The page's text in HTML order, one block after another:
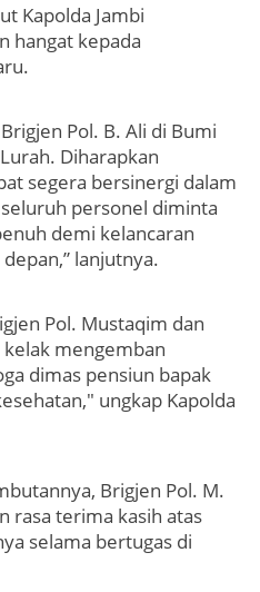
Kapolda Jambi
hangat kepada
Pol. B. Ali di Bumi
Diharapkan
segera bersinergi dalam
personel diminta
demi kelancaran
lanjutnya.
Pol. Mustaqim dan
mengemban
dimas pensiun bapak
ungkap Kapolda
Brigjen Pol. M.
rasa terima kasih atas
selama bertugas di